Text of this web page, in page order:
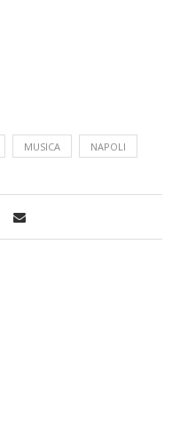
MUSICA NAPOLI